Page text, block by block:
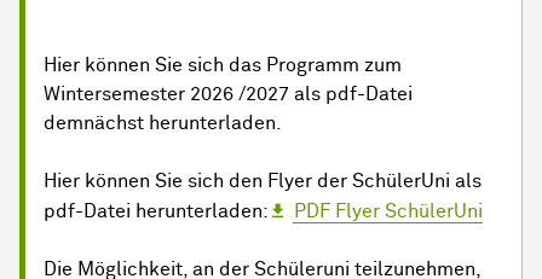
Hier können Sie sich das Programm zum
Wintersemester 2026 /2027 als pdf-Datei
demnächst herunterladen.
Hier können Sie sich den Flyer der SchülerUni als
pdf-Datei herunterladen:
PDF Flyer SchülerUni
Die Möglichkeit, an der Schüleruni teilzunehmen,